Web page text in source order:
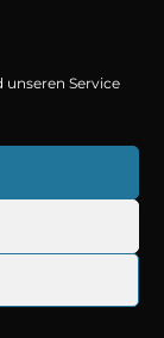
unseren Service
„Lot No.
.